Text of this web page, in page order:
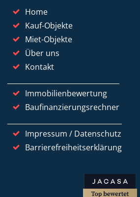
Home
Kauf-Objekte
Miet-Objekte
Über uns
Kontakt
Immobilienbewertung
Baufinanzierungsrechner
Impressum / Datenschutz
Barrierefreiheitserklärung